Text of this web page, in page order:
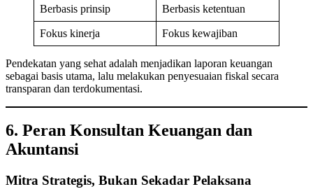
Berbasis prinsip Berbasis ketentuan
Fokus kinerja Fokus kewajiban
Pendekatan yang sehat adalah menjadikan laporan keuangan
sebagai basis utama, lalu melakukan penyesuaian fiskal secara
transparan dan terdokumentasi.
6. Peran Konsultan Keuangan dan
Akuntansi
Mitra Strategis, Bukan Sekadar Pelaksana